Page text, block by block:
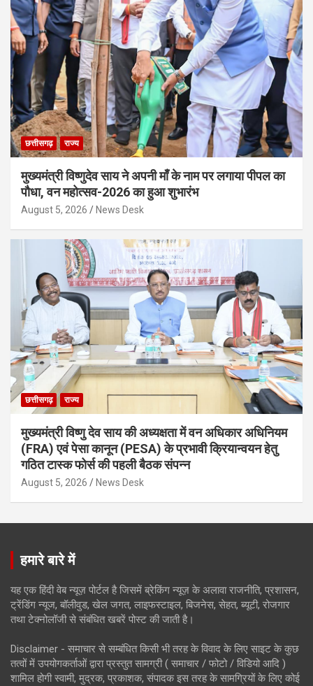
छत्तीसगढ़ राज्य
मुख्यमंत्री विष्णुदेव साय ने अपनी माँ के नाम पर लगाया पीपल का
पौधा, वन महोत्सव-2026 का हुआ शुभारंभ
August 5, 2026 News Desk
छत्तीसगढ़ राज्य
मुख्यमंत्री विष्णु देव साय की अध्यक्षता में वन अधिकार अधिनियम
(FRA) एवं पेसा कानून (PESA) के प्रभावी क्रियान्वयन हेतु
गठित टास्क फोर्स की पहली बैठक संपन्न
August 5, 2026 News Desk
हमारे बारे में
यह एक हिंदी वेब न्यूज़ पोर्टल है जिसमें ब्रेकिंग न्यूज़ के अलावा राजनीति, प्रशासन,
ट्रेंडिंग न्यूज, बॉलीवुड, खेल जगत, लाइफस्टाइल, बिजनेस, सेहत, ब्यूटी, रोजगार
तथा टेक्नोलॉजी से संबंधित खबरें पोस्ट की जाती है।
Disclaimer - समाचार से सम्बंधित किसी भी तरह के विवाद के लिए साइट के कुछ
तत्वों में उपयोगकर्ताओं द्वारा प्रस्तुत सामग्री ( समाचार / फोटो / विडियो आदि )
शामिल होगी स्वामी, मुद्रक, प्रकाशक, संपादक इस तरह के सामग्रियों के लिए कोई